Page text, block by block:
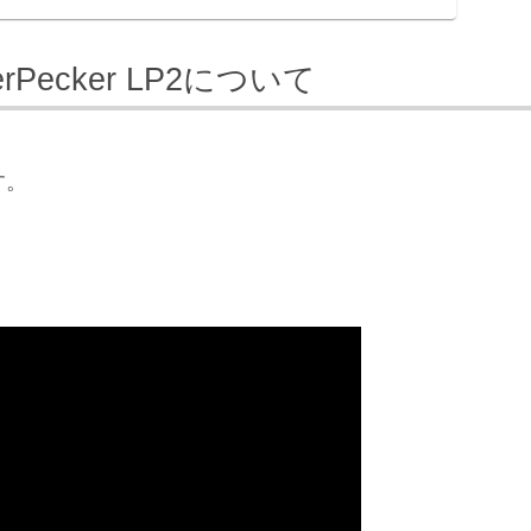
LP2について